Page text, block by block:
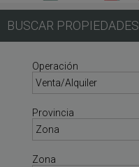
BUSCAR PROPIEDADES
Operación
Provincia
Zona